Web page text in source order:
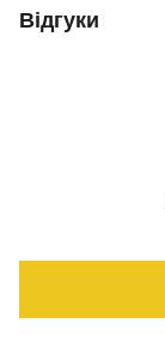
Відгуки